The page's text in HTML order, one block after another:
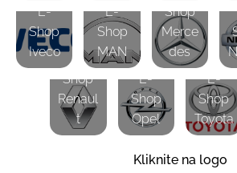
E-
Shop
Iveco
E-
Shop
MAN
Shop
Merce
des
E-
Shop
Renaul
t
E-
Shop
Opel
E-
Shop
Toyota
Kliknite na logo